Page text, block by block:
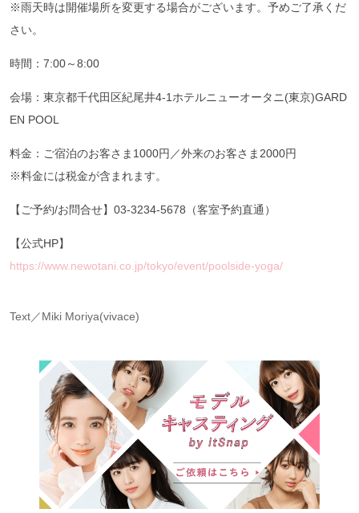
※雨天時は開催場所を変更する場合がございます。予めご了承くだ
さい。
時間：7:00～8:00
会場：東京都千代田区紀尾井4-1ホテルニューオータニ(東京)GARD
EN POOL
料金：ご宿泊のお客さま1000円／外来のお客さま2000円
※料金には税金が含まれます。
【ご予約/お問合せ】03-3234-5678（客室予約直通）
【公式HP】
https://www.newotani.co.jp/tokyo/event/poolside-yoga/
Text／Miki Moriya(vivace)